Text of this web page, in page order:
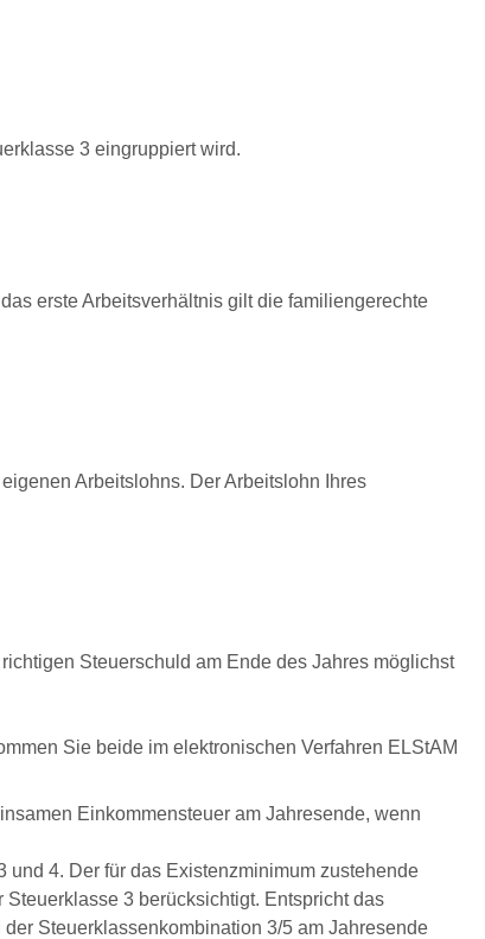
3 eingruppiert wird.
erste Arbeitsverhältnis gilt die familiengerechte
Arbeitslohns. Der Arbeitslohn Ihres
Steuerschuld am Ende des Jahres möglichst
Sie beide im elektronischen Verfahren ELStAM
Einkommensteuer am Jahresende, wenn
4. Der für das Existenzminimum zustehende
3 berücksichtigt. Entspricht das
Steuerklassenkombination 3/5 am Jahresende